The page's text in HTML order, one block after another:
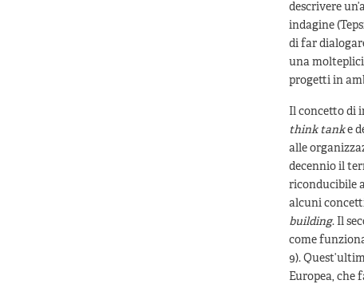
descrivere
indagine
di far
una
progetti in
Il concetto di
think tanke
alle
decennio il
riconducibile
alcuni
building. Il
come
9).
Europea, che